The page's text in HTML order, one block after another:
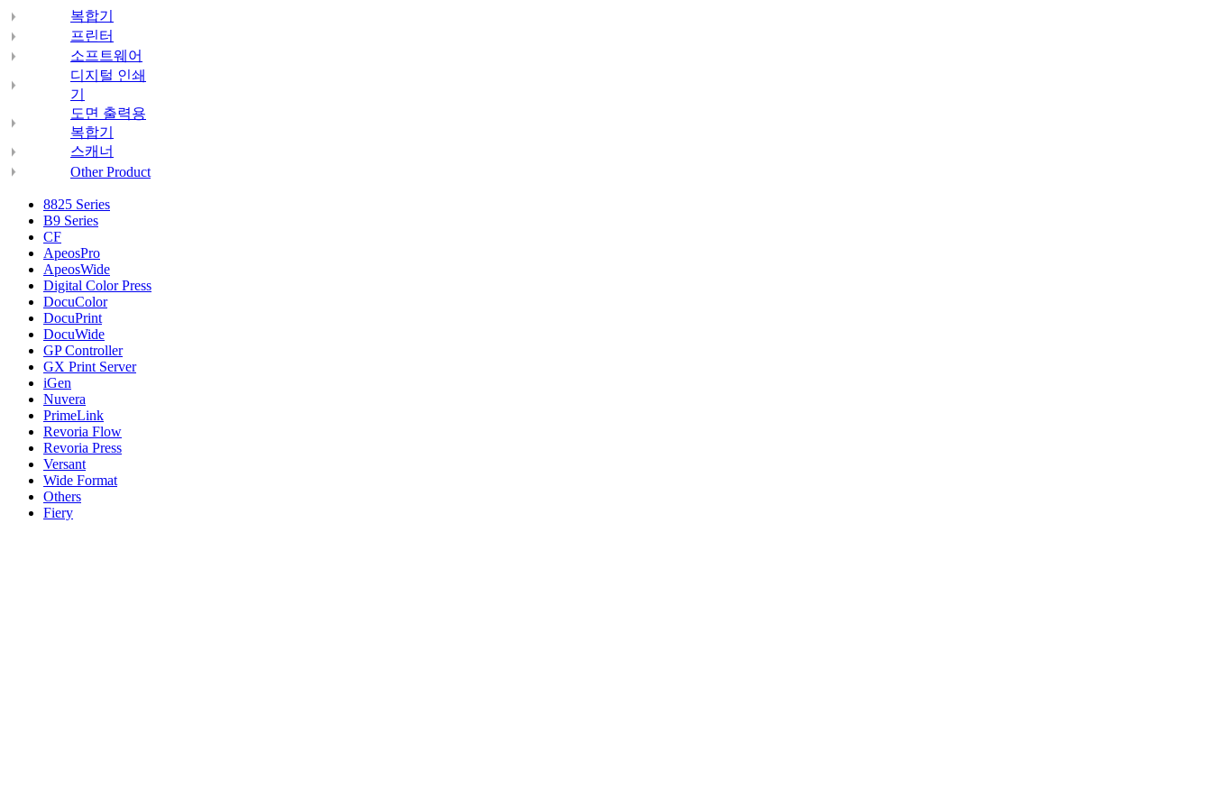
복합기
프린터
소프트웨어
디지털 인쇄
기
도면 출력용
복합기
스캐너
Other Product
8825 Series
B9 Series
CF
ApeosPro
ApeosWide
Digital Color Press
DocuColor
DocuPrint
DocuWide
GP Controller
GX Print Server
iGen
Nuvera
PrimeLink
Revoria Flow
Revoria Press
Versant
Wide Format
Others
Fiery